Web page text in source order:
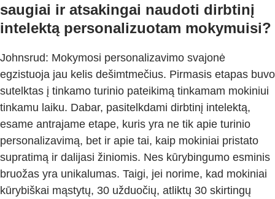
saugiai ir atsakingai naudoti dirbtinį
intelektą personalizuotam mokymuisi?
Johnsrud: Mokymosi personalizavimo svajonė
egzistuoja jau kelis dešimtmečius. Pirmasis etapas buvo
sutelktas į tinkamo turinio pateikimą tinkamam mokiniui
tinkamu laiku. Dabar, pasitelkdami dirbtinį intelektą,
esame antrajame etape, kuris yra ne tik apie turinio
personalizavimą, bet ir apie tai, kaip mokiniai pristato
supratimą ir dalijasi žiniomis. Nes kūrybingumo esminis
bruožas yra unikalumas. Taigi, jei norime, kad mokiniai
kūrybiškai mąstytų, 30 užduočių, atliktų 30 skirtingų